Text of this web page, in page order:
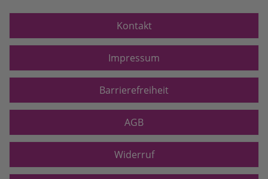
Kontakt
Impressum
Barrierefreiheit
AGB
Widerruf